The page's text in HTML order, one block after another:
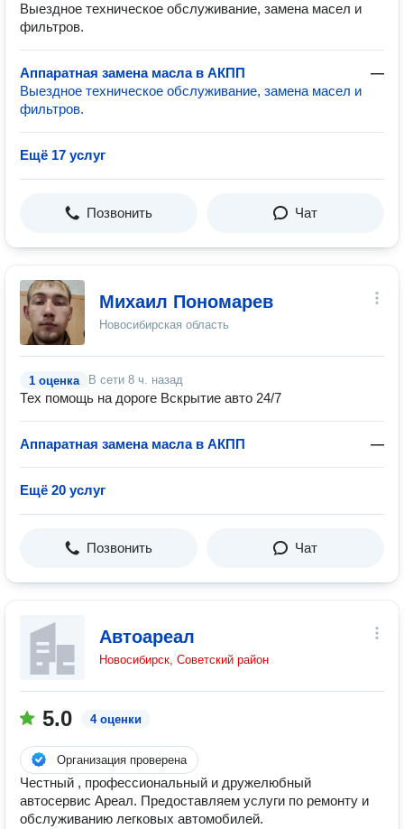
Выездное техническое обслуживание, замена масел и
фильтров.
Аппаратная замена масла в АКПП
—
Выездное техническое обслуживание, замена масел и
фильтров.
Ещё 17 услуг
Позвонить Чат
Михаил Пономарев
Новосибирская область
1 оценка В сети 8 ч. назад
Тех помощь на дороге Вскрытие авто 24/7
Аппаратная замена масла в АКПП —
Ещё 20 услуг
Позвонить Чат
Автоареал
Новосибирск, Советский район
5.0 4 оценки
Организация проверена
Честный , профессиональный и дружелюбный
автосервис Ареал. Предоставляем услуги по ремонту и
обслуживанию легковых автомобилей.